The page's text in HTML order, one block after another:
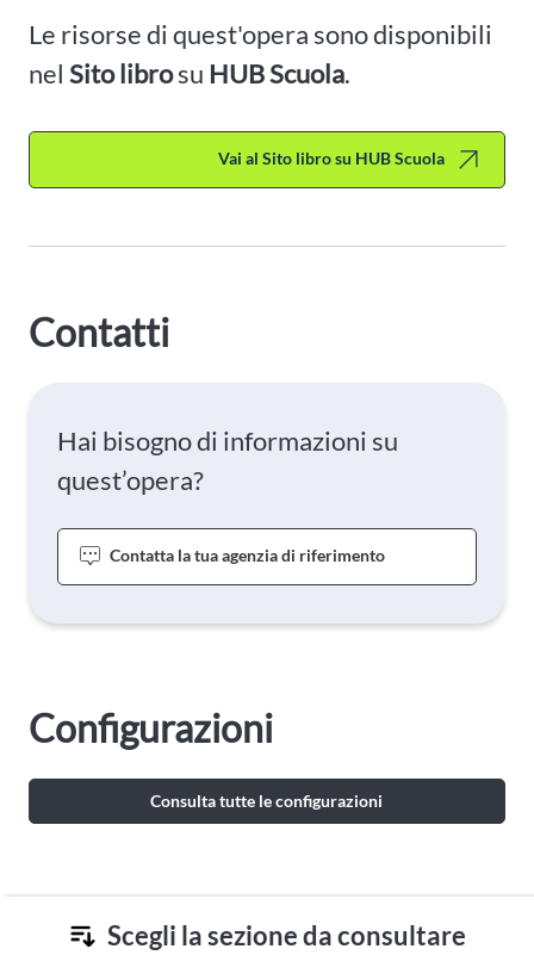
Scegli la sezione da consultare
Le risorse di quest'opera sono disponibili
nel Sito librosu HUB Scuola.
Vai al Sito libro su HUB Scuola
Contatti
Hai bisogno di informazioni su
quest’opera?
Contatta la tua agenzia di riferimento
Configurazioni
Consulta tutte le configurazioni